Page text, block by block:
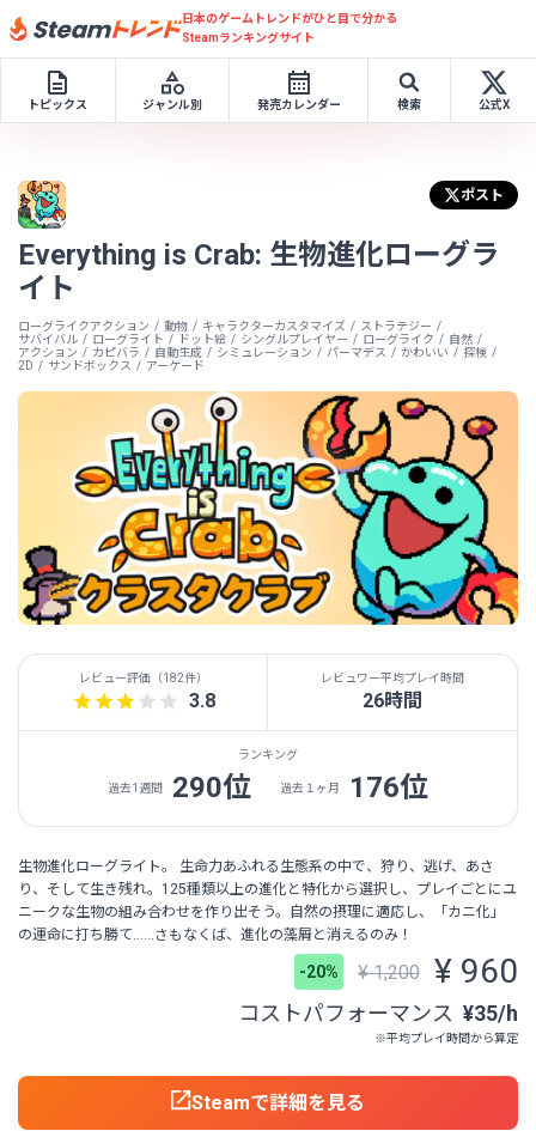
日本のゲームトレンドがひと目で分かる
Steamランキングサイト
トピックス ジャンル別 発売カレンダー 検索 公式X
Everything is Crab: 生物進化ローグラ
イト
ポスト
ローグライクアクション 動物 キャラクターカスタマイズ
ストラテジー
サバイバル
ローグライト ドット絵 シングルプレイヤー ローグライク
自然
アクション
カピバラ 自動生成 シミュレーション パーマデス かわいい
探検
2D
サンドボックス アーケード
レビュー評価（182件）
3.8
レビュワー平均プレイ時間
26時間
ランキング
過去1週間 290位 過去１ヶ月 176位
生物進化ローグライト。 生命力あふれる生態系の中で、狩り、逃げ、あさ
り、そして生き残れ。125種類以上の進化と特化から選択し、プレイごとにユ
ニークな生物の組み合わせを作り出そう。自然の摂理に適応し、「カニ化」
の運命に打ち勝て……さもなくば、進化の藻屑と消えるのみ！
-20% ¥ 1,200 ¥ 960
コストパフォーマンス ¥35/h
※平均プレイ時間から算定
Steamで詳細を見る